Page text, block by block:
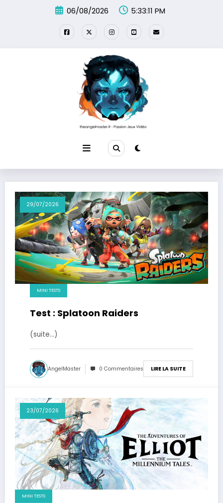
06/08/2026 5:33:12 PM
29/07/2026
MINI TESTS
Test : Splatoon Raiders
(suite…)
AngelMaster 0 Commentaires LIRE LA SUITE
23/07/2026
MINI TESTS